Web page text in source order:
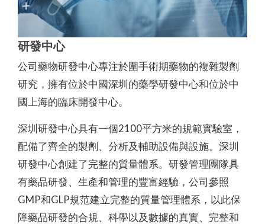
研發中心
公司藥物研發中心專注於圍手術期藥物的複雜製劑
研究，擁有位於中國深圳的藥學研發中心和位於中
國上海的臨床開發中心。
深圳研發中心具有一個2100平方米的規範實驗室，
配備了齊全的製劑、分析及輔助設備與設施。深圳
研發中心創建了完整的質量體系。研發管理團隊具
有藥品研發、生產和管理的豐富經驗，公司參照
GMP和GLP規范建立完整的質量管理體系，以此保
障藥品研發的合規、科學以及數據的真實、完整和